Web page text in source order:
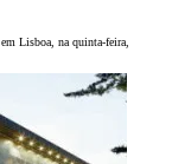
Lisboa, na quinta-feira,